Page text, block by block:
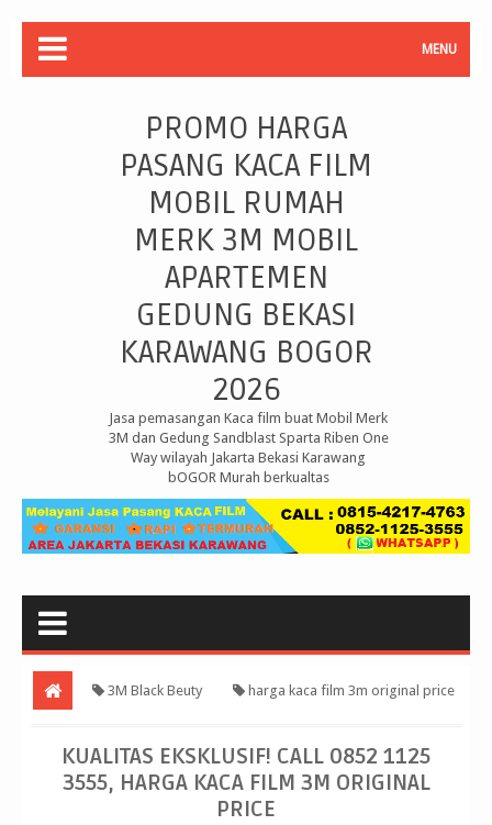
MENU
PROMO HARGA
PASANG KACA FILM
MOBIL RUMAH
MERK 3M MOBIL
APARTEMEN
GEDUNG BEKASI
KARAWANG BOGOR
2026
Jasa pemasangan Kaca film buat Mobil Merk
3M dan Gedung Sandblast Sparta Riben One
Way wilayah Jakarta Bekasi Karawang
bOGOR Murah berkualtas
3M Black Beuty harga kaca film 3m original price
KUALITAS EKSKLUSIF! CALL 0852 1125
3555, HARGA KACA FILM 3M ORIGINAL
PRICE